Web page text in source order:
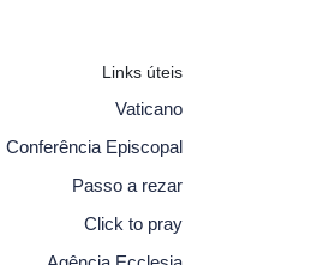
Links úteis
Vaticano
Conferência Episcopal
Passo a rezar
Click to pray